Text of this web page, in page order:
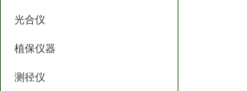
光合仪
植保仪器
测径仪